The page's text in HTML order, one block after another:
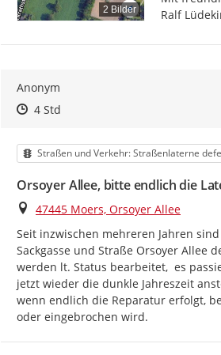
2 Bilder
Ralf
Anonym
Zeitpunkt des Erstellens
Zeitpunkt des Erstellens
4 StdZur Äußerung
Kategorie
Straßen und Verkehr: Straßenlaterne
Orsoyer Allee, bitte endlich die
Ort
47445 Moers, Orsoyer Allee
Seit inzwischen mehreren Jahren
Sackgasse und Straße Orsoyer Allee
werden lt. Status bearbeitet,  es
jetzt wieder die dunkle Jahreszeit
wenn endlich die Reparatur erfolgt,
oder eingebrochen wird.